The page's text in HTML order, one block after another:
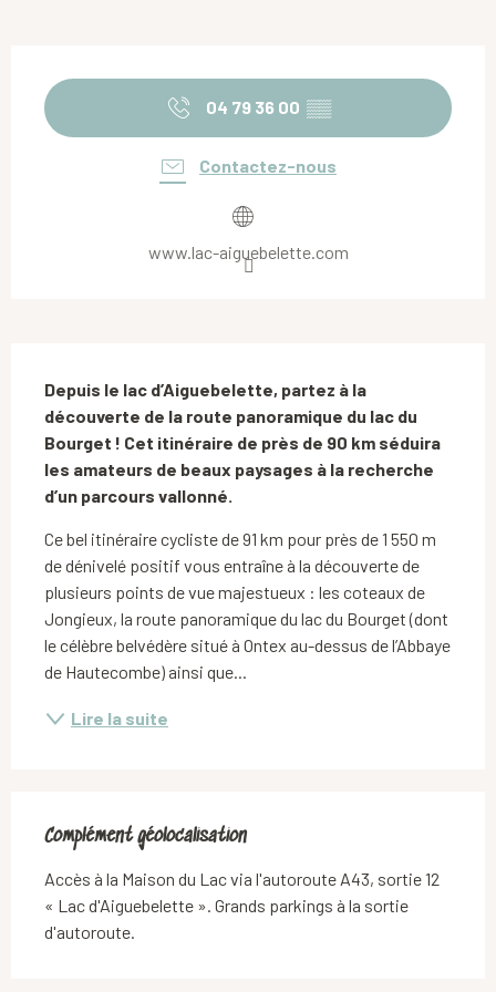
04 79 36 00 ▒▒
Contactez-nous
www.lac-aiguebelette.com
Depuis le lac d’Aiguebelette, partez à la
découverte de la route panoramique du lac du
Bourget ! Cet itinéraire de près de 90 km séduira
les amateurs de beaux paysages à la recherche
d’un parcours vallonné.
Ce bel itinéraire cycliste de 91 km pour près de 1 550 m
de dénivelé positif vous entraîne à la découverte de
plusieurs points de vue majestueux : les coteaux de
Jongieux, la route panoramique du lac du Bourget (dont
le célèbre belvédère situé à Ontex au-dessus de l’Abbaye
de Hautecombe) ainsi que...
Lire la suite
Complément géolocalisation
Complément géolocalisation
Accès à la Maison du Lac via l'autoroute A43, sortie 12
« Lac d'Aiguebelette ». Grands parkings à la sortie
d'autoroute.